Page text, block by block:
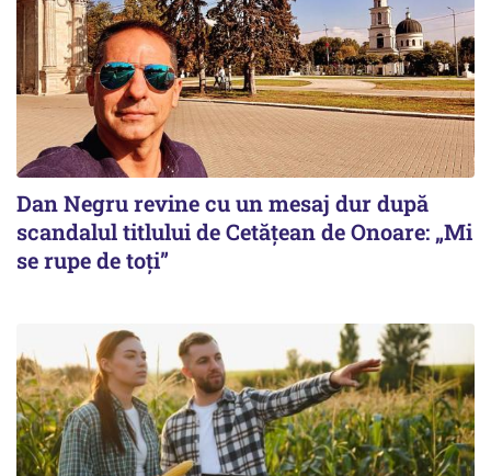
Dan Negru revine cu un mesaj dur după
scandalul titlului de Cetățean de Onoare: „Mi
se rupe de toți”